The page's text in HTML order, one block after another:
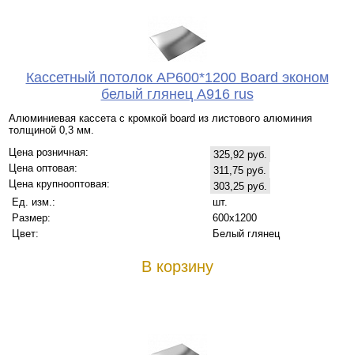
Кассетный потолок AP600*1200 Board эконом
белый глянец А916 rus
Алюминиевая кассета с кромкой board из листового алюминия
толщиной 0,3 мм.
Цена розничная:
325,92 руб.
Цена оптовая:
311,75 руб.
Цена крупнооптовая:
303,25 руб.
Ед. изм.:
шт.
Размер:
600x1200
Цвет:
Белый глянец
В корзину